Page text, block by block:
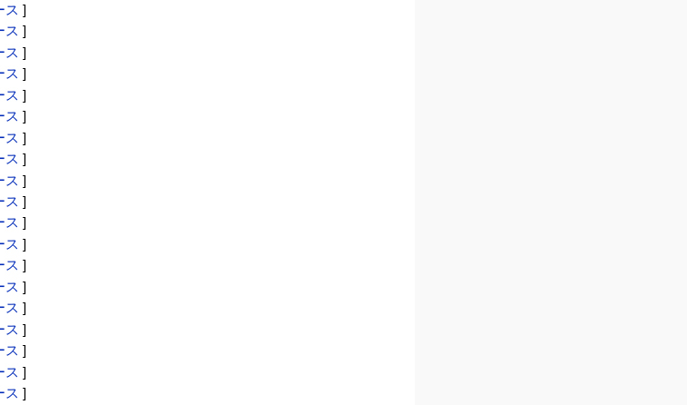
ス ]
ス ]
ス ]
ス ]
ス ]
ス ]
ス ]
ス ]
ス ]
ス ]
ス ]
ス ]
ス ]
ス ]
ス ]
ス ]
ス ]
ス ]
ス ]